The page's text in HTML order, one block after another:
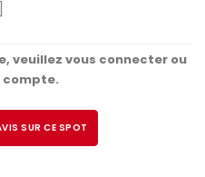
veuillez vous connecter ou
compte.
SUR CE SPOT